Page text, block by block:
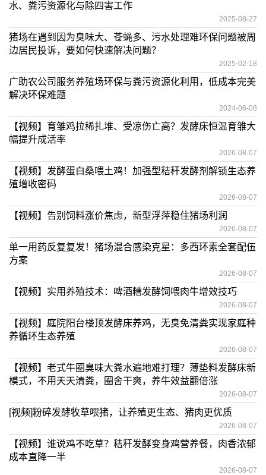
水、粪污资源化与除四害工作
2025-08-27
猪场在遇到因为臭味大、苍蝇多、污水处理难环保问题被周
边居民投诉，要如何快速解决问题？
2025-02-18
广助农公司服务养殖场环保与粪污资源化利用，低成本完美
解决环保难题
2024-06-08
【视频】育雏鸡拉稀扎堆、受凉伤亡高？发酵床恒温育雏大
幅提升成活率
2026-08-07
【视频】发酵蛋白桑喂土鸡！加强型秸秆发酵剂解锁生态养
殖增收密码
2026-08-07
【视频】告别饲料涨价焦虑，新型浮萍稳住猪场利润
2026-08-07
单一用药反复复发！猪场混合感染克星：多西环素全套配伍
方案
2026-08-07
【视频】实用养殖技术：啤酒糟发酵饲喂肉牛增效技巧
2026-08-07
【视频】庭院阳台楼顶发酵床养鸡，无臭免清粪实现家庭种
养循环生态养殖
2026-08-07
【视频】老式牛圈臭味大粪水遍地难打理？薄垫料发酵床新
模式，不用天天清粪，圈舍干爽，养牛效益翻倍涨
2026-08-07
[视频]粉碎发酵牧草喂猪，让养殖更生态、猪肉更优质
2026-08-07
【视频】谁说鸡不吃草？秸秆发酵变身鸡营养餐，肉香浓郁
成本直降一半
2026-08-07